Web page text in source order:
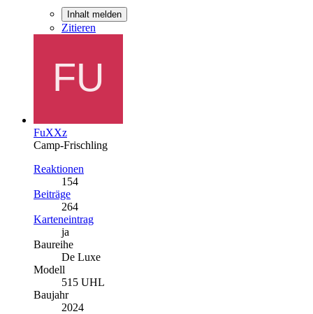
Inhalt melden
Zitieren
FuXXz
Camp-Frischling
Reaktionen
154
Beiträge
264
Karteneintrag
ja
Baureihe
De Luxe
Modell
515 UHL
Baujahr
2024